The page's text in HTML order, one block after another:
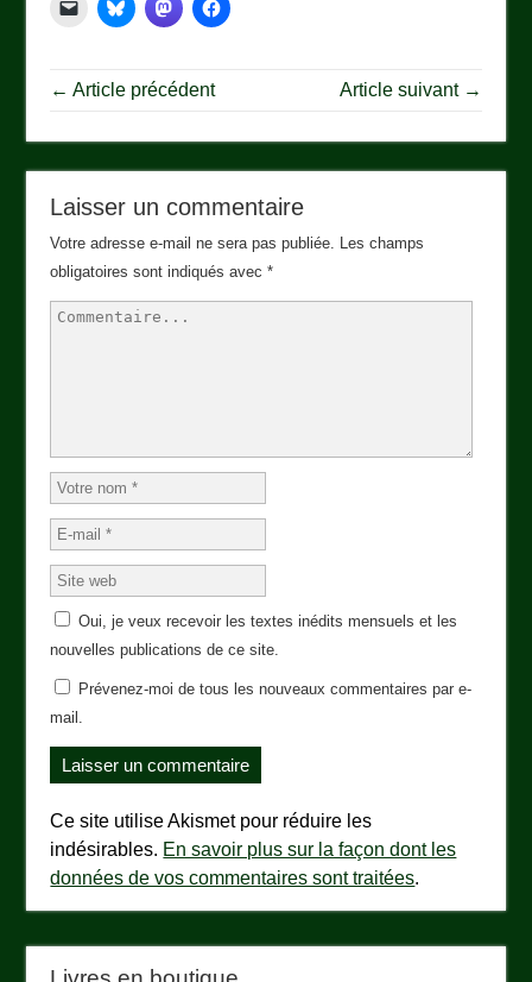
← Article précédent Article suivant →
Laisser un commentaire
Votre adresse e-mail ne sera pas publiée. Les champs
obligatoires sont indiqués avec*
Oui, je veux recevoir les textes inédits mensuels et les
nouvelles publications de ce site.
Prévenez-moi de tous les nouveaux commentaires par e-
mail.
Ce site utilise Akismet pour réduire les
indésirables. En savoir plus sur la façon dont les
données de vos commentaires sont traitées.